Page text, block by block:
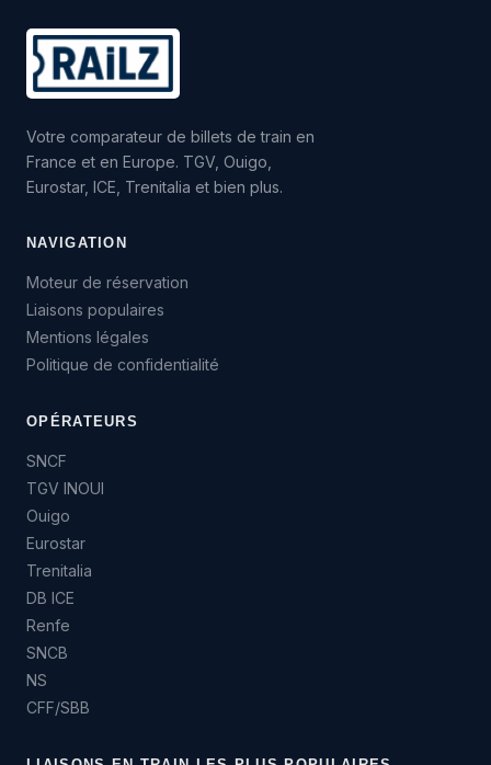
Votre comparateur de billets de train en
France et en Europe. TGV, Ouigo,
Eurostar, ICE, Trenitalia et bien plus.
NAVIGATION
Moteur de réservation
Liaisons populaires
Mentions légales
Politique de confidentialité
OPÉRATEURS
SNCF
TGV INOUI
Ouigo
Eurostar
Trenitalia
DB ICE
Renfe
SNCB
NS
CFF/SBB